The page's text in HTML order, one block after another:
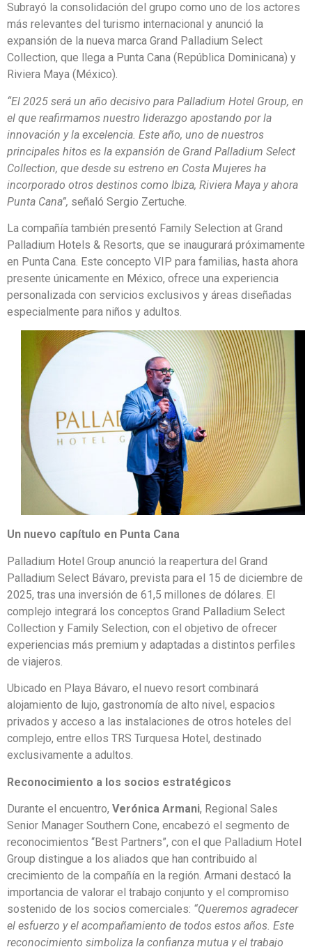
Subrayó la consolidación del grupo como uno de los actores
más relevantes del turismo internacional y anunció la
expansión de la nueva marca Grand Palladium Select
Collection, que llega a Punta Cana (República Dominicana) y
Riviera Maya (México).
“El 2025 será un año decisivo para Palladium Hotel Group, en
el que reafirmamos nuestro liderazgo apostando por la
innovación y la excelencia. Este año, uno de nuestros
principales hitos es la expansión de Grand Palladium Select
Collection, que desde su estreno en Costa Mujeres ha
incorporado otros destinos como Ibiza, Riviera Maya y ahora
Punta Cana”, señaló Sergio Zertuche.
La compañía también presentó Family Selection at Grand
Palladium Hotels & Resorts, que se inaugurará próximamente
en Punta Cana. Este concepto VIP para familias, hasta ahora
presente únicamente en México, ofrece una experiencia
personalizada con servicios exclusivos y áreas diseñadas
especialmente para niños y adultos.
Un nuevo capítulo en Punta Cana
Palladium Hotel Group anunció la reapertura del Grand
Palladium Select Bávaro, prevista para el 15 de diciembre de
2025, tras una inversión de 61,5 millones de dólares. El
complejo integrará los conceptos Grand Palladium Select
Collection y Family Selection, con el objetivo de ofrecer
experiencias más premium y adaptadas a distintos perfiles
de viajeros.
Ubicado en Playa Bávaro, el nuevo resort combinará
alojamiento de lujo, gastronomía de alto nivel, espacios
privados y acceso a las instalaciones de otros hoteles del
complejo, entre ellos TRS Turquesa Hotel, destinado
exclusivamente a adultos.
Reconocimiento a los socios estratégicos
Durante el encuentro, Verónica Armani, Regional Sales
Senior Manager Southern Cone, encabezó el segmento de
reconocimientos “Best Partners”, con el que Palladium Hotel
Group distingue a los aliados que han contribuido al
crecimiento de la compañía en la región. Armani destacó la
importancia de valorar el trabajo conjunto y el compromiso
sostenido de los socios comerciales: “Queremos agradecer
el esfuerzo y el acompañamiento de todos estos años. Este
reconocimiento simboliza la confianza mutua y el trabajo